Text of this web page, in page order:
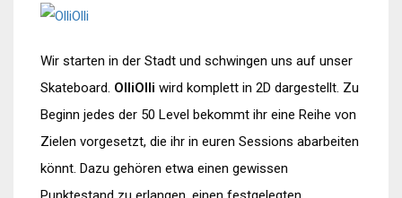
Wir starten in der Stadt und schwingen uns auf unser
Skateboard. OlliOlli wird komplett in 2D dargestellt. Zu
Beginn jedes der 50 Level bekommt ihr eine Reihe von
Zielen vorgesetzt, die ihr in euren Sessions abarbeiten
könnt. Dazu gehören etwa einen gewissen